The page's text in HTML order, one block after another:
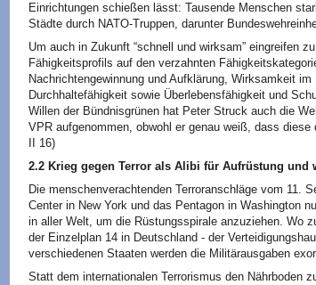
Einrichtungen schießen lässt: Tausende Menschen
Städte durch NATO-Truppen, darunter
Um auch in Zukunft “schnell und wirksam” eingreifen
Fähigkeitsprofils auf den verzahnten
Nachrichtengewinnung und Aufklärung, Wirksamkeit
Durchhaltefähigkeit sowie Überlebensfähigkeit und
Willen der Bündnisgrünen hat Peter Struck auch die
VPR aufgenommen, obwohl er genau weiß, dass
II 16)
2.2 Krieg gegen Terror als Alibi für Aufrüstung und
Die menschenverachtenden Terroranschläge vom 11.
Center in New York und das Pentagon in Washington
in aller Welt, um die Rüstungsspirale anzuziehen. Wo
der Einzelplan 14 in Deutschland - der
verschiedenen Staaten werden die Militärausgaben
Statt dem internationalen Terrorismus den Nährboden